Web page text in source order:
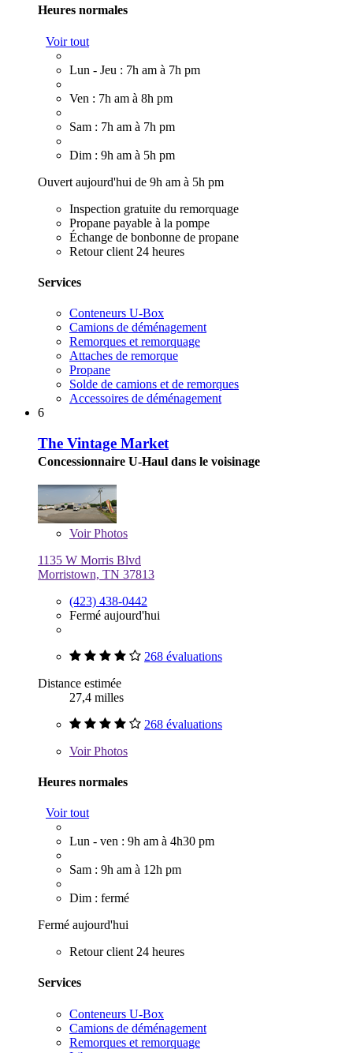
Heures normales
Voir tout
Lun - Jeu : 7h am à 7h pm
Ven : 7h am à 8h pm
Sam : 7h am à 7h pm
Dim : 9h am à 5h pm
Ouvert aujourd'hui de 9h am à 5h pm
Inspection gratuite du remorquage
Propane payable à la pompe
Échange de bonbonne de propane
Retour client 24 heures
Services
Conteneurs U-Box
Camions de déménagement
Remorques et remorquage
Attaches de remorque
Propane
Solde de camions et de remorques
Accessoires de déménagement
6
The Vintage Market
Concessionnaire U-Haul dans le voisinage
VoirPhotos
1135 W Morris Blvd
Morristown, TN 37813
(423) 438-0442
Fermé aujourd'hui
268 évaluations
Distance estimée
27,4 milles
268 évaluations
VoirPhotos
Heures normales
Voir tout
Lun - ven : 9h am à 4h30 pm
Sam : 9h am à 12h pm
Dim : fermé
Fermé aujourd'hui
Retour client 24 heures
Services
Conteneurs U-Box
Camions de déménagement
Remorques et remorquage